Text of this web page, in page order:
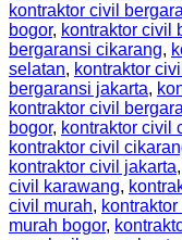
kontraktor civil
bogor, kontraktor civil
bergaransi cikarang,
selatan, kontraktor
bergaransi jakarta,
kontraktor civil
bogor, kontraktor civil
kontraktor civil
kontraktor civil jakarta,
civil karawang,
civil murah,
murah bogor,